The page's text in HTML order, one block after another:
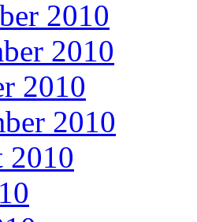
2010
2010
2010
2010
2010